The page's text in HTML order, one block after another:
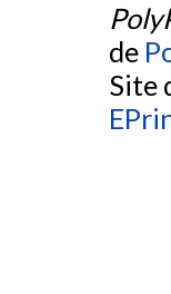
de
Site